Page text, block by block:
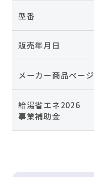
型番
販売年月日
メーカー商品ページ
給湯省エネ2026
事業補助金